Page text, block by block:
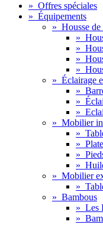
» Offres spéciales
» Équipements
» Housse
»
»
»
»
» Éclairage
»
»
»
» Mobilier
»
»
»
»
» Mobilier
»
» Bambous
» Les
»